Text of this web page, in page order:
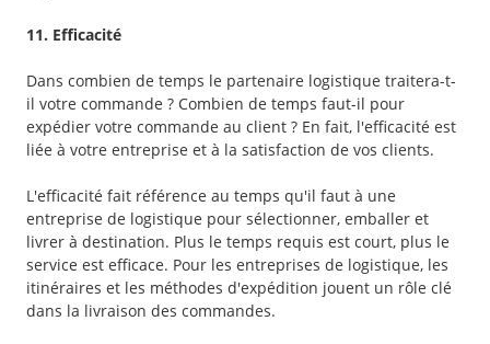
11. Efficacité
Dans combien de temps le partenaire logistique traitera-t-
il votre commande ? Combien de temps faut-il pour
expédier votre commande au client ? En fait, l'efficacité est
liée à votre entreprise et à la satisfaction de vos clients.
L'efficacité fait référence au temps qu'il faut à une
entreprise de logistique pour sélectionner, emballer et
livrer à destination. Plus le temps requis est court, plus le
service est efficace. Pour les entreprises de logistique, les
itinéraires et les méthodes d'expédition jouent un rôle clé
dans la livraison des commandes.